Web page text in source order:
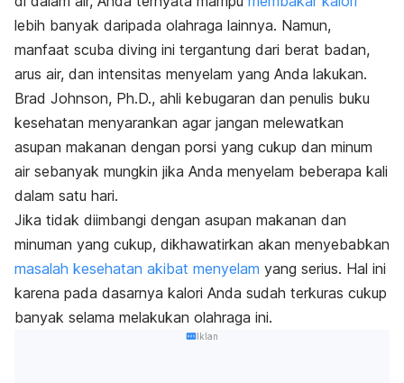
lebih banyak daripada olahraga lainnya. Namun,
manfaat scuba diving ini tergantung dari berat badan,
arus air, dan intensitas menyelam yang Anda lakukan.
Brad Johnson, Ph.D., ahli kebugaran dan penulis buku
kesehatan menyarankan agar jangan melewatkan
asupan makanan dengan porsi yang cukup dan minum
air sebanyak mungkin jika Anda menyelam beberapa kali
dalam satu hari.
Jika tidak diimbangi dengan asupan makanan dan
minuman yang cukup, dikhawatirkan akan menyebabkan
masalah kesehatan akibat menyelam yang serius. Hal ini
karena pada dasarnya kalori Anda sudah terkuras cukup
banyak selama melakukan olahraga ini.
Iklan